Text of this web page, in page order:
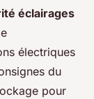
éclairages
électriques
du
pour